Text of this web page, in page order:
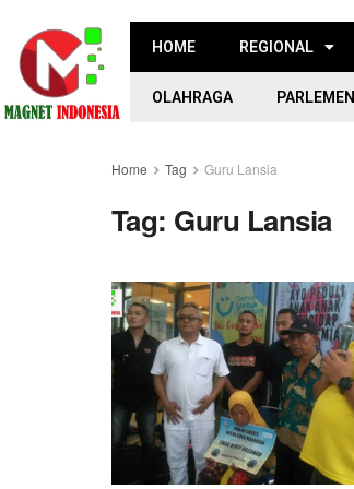
HOME REGIONAL
OLAHRAGA PARLEMEN
Home Tag Guru Lansia
Tag: Guru Lansia